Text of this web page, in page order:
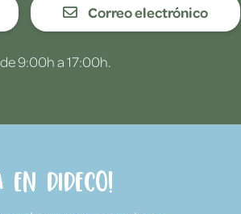
Correo electrónico
9:00h a 17:00h.
Dideco!